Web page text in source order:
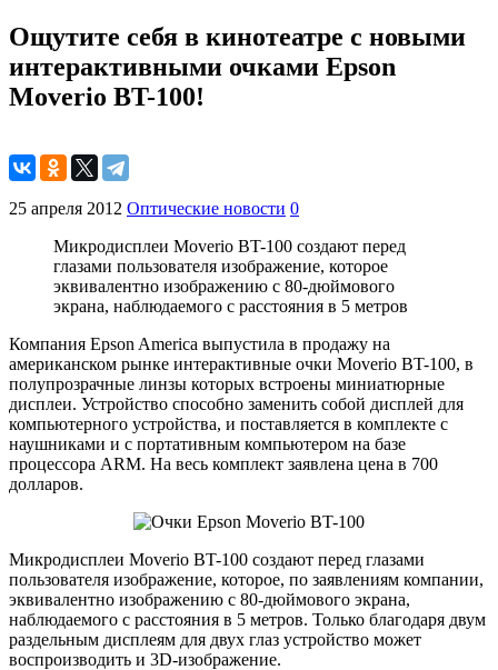
Ощутите себя в кинотеатре с новыми
интерактивными очками Epson
Moverio BT-100!
25 апреля 2012 Оптические новости 0
Микродисплеи Moverio BT-100 создают перед
глазами пользователя изображение, которое
эквивалентно изображению с 80-дюймового
экрана, наблюдаемого с расстояния в 5 метров
Компания Epson America выпустила в продажу на
американском рынке интерактивные очки Moverio BT-100, в
полупрозрачные линзы которых встроены миниатюрные
дисплеи. Устройство способно заменить собой дисплей для
компьютерного устройства, и поставляется в комплекте с
наушниками и с портативным компьютером на базе
процессора ARM. На весь комплект заявлена цена в 700
долларов.
Микродисплеи Moverio BT-100 создают перед глазами
пользователя изображение, которое, по заявлениям компании,
эквивалентно изображению с 80-дюймового экрана,
наблюдаемого с расстояния в 5 метров. Только благодаря двум
раздельным дисплеям для двух глаз устройство может
воспроизводить и 3D-изображение.